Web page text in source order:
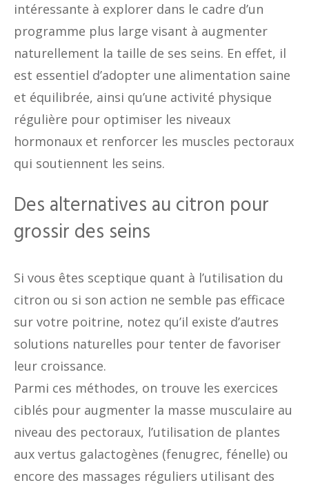
intéressante à explorer dans le cadre d’un
programme plus large visant à augmenter
naturellement la taille de ses seins. En effet, il
est essentiel d’adopter une alimentation saine
et équilibrée, ainsi qu’une activité physique
régulière pour optimiser les niveaux
hormonaux et renforcer les muscles pectoraux
qui soutiennent les seins.
Des alternatives au citron pour
grossir des seins
Si vous êtes sceptique quant à l’utilisation du
citron ou si son action ne semble pas efficace
sur votre poitrine, notez qu’il existe d’autres
solutions naturelles pour tenter de favoriser
leur croissance.
Parmi ces méthodes, on trouve les exercices
ciblés pour augmenter la masse musculaire au
niveau des pectoraux, l’utilisation de plantes
aux vertus galactogènes (fenugrec, fénelle) ou
encore des massages réguliers utilisant des